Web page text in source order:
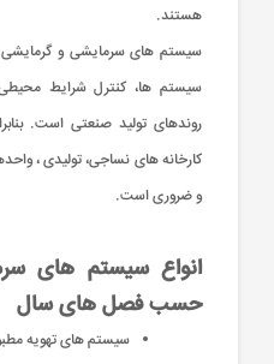
هستند.
سیستم های سرمایشی و گرمایشی
سیستم ها، کنترل شرایط
روندهای تولید صنعتی است.
کارخانه های نساجی، تولیدی ،
و ضروری است.
انواع سیستم های
حسب فصل های سال
سیستم های تهویه